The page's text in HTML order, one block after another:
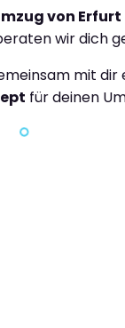
von
wir dich
mit dir
für deinen